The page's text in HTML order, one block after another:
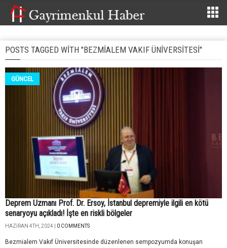
POSTS TAGGED WITH "BEZMIALEM VAKIF ÜNIVERSITESI"
GÜNCEL
Deprem Uzmanı Prof. Dr. Ersoy, İstanbul depremiyle ilgili en kötü
senaryoyu açıkladı! İşte en riskli bölgeler
HAZIRAN 4TH, 2024 | 0 COMMENTS
Bezmialem Vakıf Üniversitesinde düzenlenen sempozyumda konuşan